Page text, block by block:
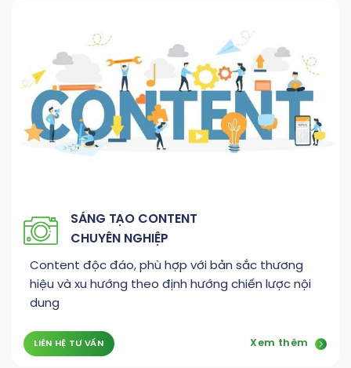
SÁNG TẠO CONTENT
CHUYÊN NGHIỆP
Content độc đáo, phù hợp với bản sắc thương
hiệu và xu hướng theo định hướng chiến lược nội
dung
LIÊN HỆ TƯ VẤN Xem thêm